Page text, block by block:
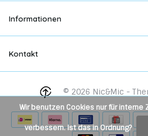
Informationen
Kontakt
© 2026 Nic&Mic -
Wir benutzen Cookies nur für interne
verbessern. Ist das in Ordnung?